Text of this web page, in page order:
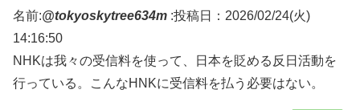
名前:@tokyoskytree634m :投稿日：2026/02/24(火)
14:16:50
NHKは我々の受信料を使って、日本を貶める反日活動を
行っている。こんなHNKに受信料を払う必要はない。